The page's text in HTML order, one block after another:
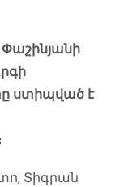
Փաշինյանի
ստիպված է
Տիգրան